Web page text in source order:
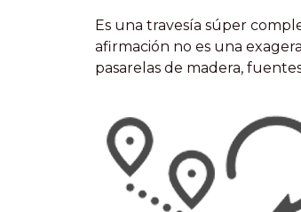
Es una travesía súper
afirmación no es una
pasarelas de madera,